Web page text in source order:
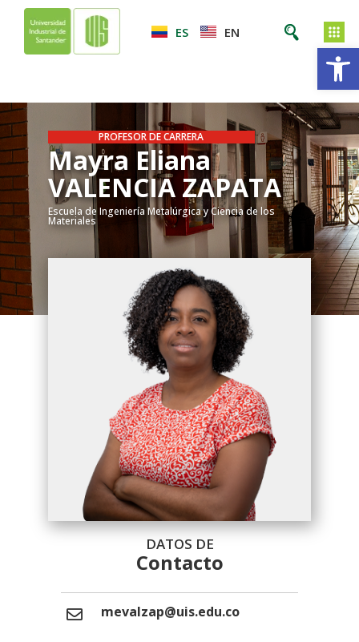
ES EN
PROFESOR DE CARRERA
Mayra Eliana
VALENCIA ZAPATA
Escuela de Ingeniería Metalúrgica y Ciencia de los
Materiales
DATOS DE
Contacto
mevalzap@uis.edu.co